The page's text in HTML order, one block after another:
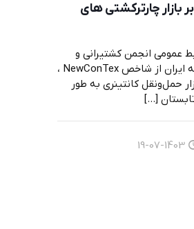
بازار چارترکشتی های
عمومی انجمن کشتیرانی و
خدمات وابسته ایران از شاخص NewConTex ،
حمل‌ونقل کانتینری به طور
[…]
1403-07-19